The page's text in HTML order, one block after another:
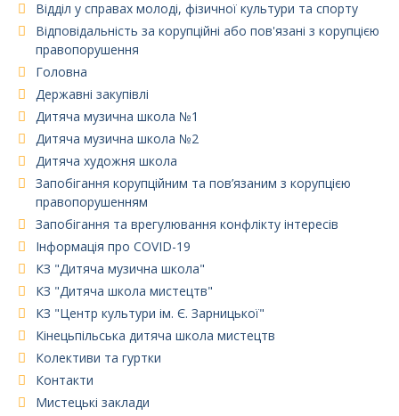
Відділ у справах молоді, фізичної культури та спорту
Відповідальність за корупційні або пов'язані з корупцією
правопорушення
Головна
Державні закупівлі
Дитяча музична школа №1
Дитяча музична школа №2
Дитяча художня школа
Запобігання корупційним та пов’язаним з корупцією
правопорушенням
Запобігання та врегулювання конфлікту інтересів
Інформація про COVID-19
КЗ "Дитяча музична школа"
КЗ "Дитяча школа мистецтв"
КЗ "Центр культури ім. Є. Зарницької"
Кінецьпільська дитяча школа мистецтв
Колективи та гуртки
Контакти
Мистецькі заклади